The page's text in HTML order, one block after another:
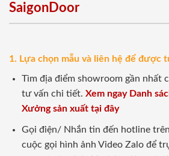
SaigonDoor
1. Lựa chọn mẫu và liên hệ để được
Tìm địa điểm showroom gần nhất
tư vấn chi tiết. Xem ngay Danh
Xưởng sản xuất tại đây
Gọi điện/ Nhắn tin đến hotline
cuộc gọi hình ảnh Video Zalo để